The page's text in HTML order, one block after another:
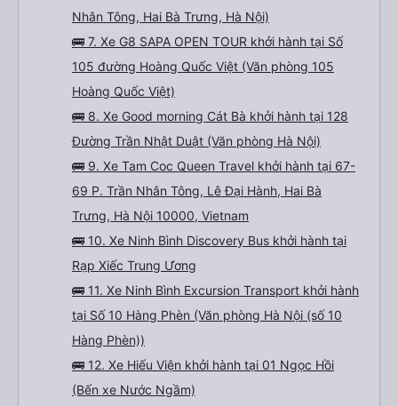
Nhân Tông, Hai Bà Trưng, Hà Nội)
🚌 7. Xe G8 SAPA OPEN TOUR khởi hành tại Số
105 đường Hoàng Quốc Việt (Văn phòng 105
Hoàng Quốc Việt)
🚌 8. Xe Good morning Cát Bà khởi hành tại 128
Đường Trần Nhật Duật (Văn phòng Hà Nội)
🚌 9. Xe Tam Coc Queen Travel khởi hành tại 67-
69 P. Trần Nhân Tông, Lê Đại Hành, Hai Bà
Trưng, Hà Nội 10000, Vietnam
🚌 10. Xe Ninh Bình Discovery Bus khởi hành tại
Rạp Xiếc Trung Ương
🚌 11. Xe Ninh Bình Excursion Transport khởi hành
tại Số 10 Hàng Phèn (Văn phòng Hà Nội (số 10
Hàng Phèn))
🚌 12. Xe Hiếu Viện khởi hành tại 01 Ngọc Hồi
(Bến xe Nước Ngầm)